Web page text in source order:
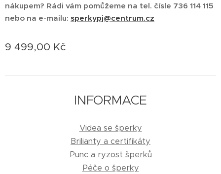
nákupem? Rádi vám pomůžeme na tel. čísle 736 114 115
nebo na e-mailu: sperkypj@centrum.cz
9 499,00 Kč
INFORMACE
Videa se šperky
Brilianty a certifikáty
Punc a ryzost šperků
Péče o šperky